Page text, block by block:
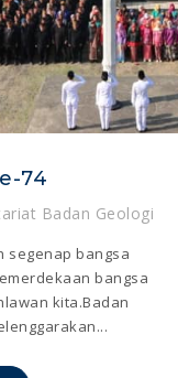
74
Badan Geologi
segenap bangsa
bangsa
kita.Badan